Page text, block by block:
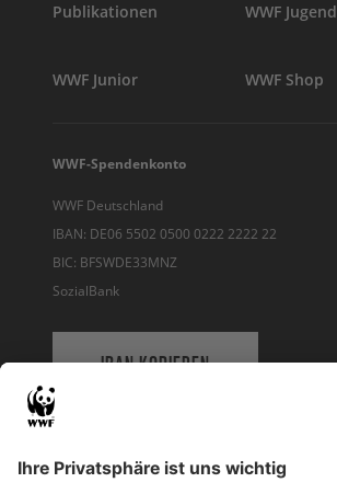
Publikationen WWF Jugend
WWF Junior WWF Shop
WWF-Spendenkonto
WWF Deutschland
IBAN: DE06 5502 0500 0222 2222 22
BIC: BFSWDE33MNZ
SozialBank
IBAN KOPIEREN